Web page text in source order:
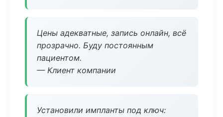
Цены адекватные, запись онлайн, всё
прозрачно. Буду постоянным
пациентом.
— Клиент компании
Установили импланты под ключ: